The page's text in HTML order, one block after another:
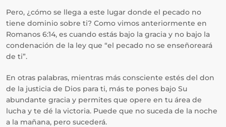
Pero, ¿cómo se llega a este lugar donde el pecado no
tiene dominio sobre ti? Como vimos anteriormente en
Romanos 6:14, es cuando estás bajo la gracia y no bajo la
condenación de la ley que “el pecado no se enseñoreará
de ti”.
En otras palabras, mientras más consciente estés del don
de la justicia de Dios para ti, más te pones bajo Su
abundante gracia y permites que opere en tu área de
lucha y te dé la victoria. Puede que no suceda de la noche
a la mañana, pero sucederá.